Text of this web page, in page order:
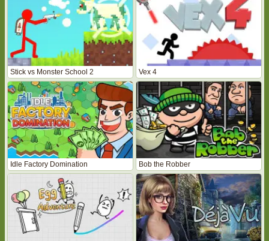
Stick vs Monster School 2 Vex 4
Idle Factory Domination Bob the Robber